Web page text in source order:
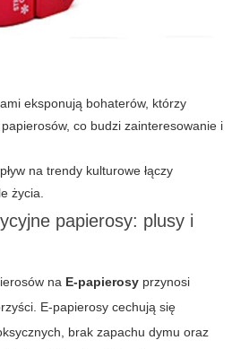
eksponują bohaterów, którzy
co budzi zainteresowanie i
na trendy kulturowe łączy
życia.
papierosy: plusy i
na E-papierosy przynosi
E-papierosy cechują się
brak zapachu dymu oraz